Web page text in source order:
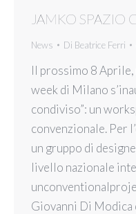
JAMKO SPAZIO
News Di Beatrice Ferri
Il prossimo 8 Aprile,
week di Milano
condiviso”: un
convenzionale. Per
un gruppo di
livello nazionale
Giovanni Di Modica